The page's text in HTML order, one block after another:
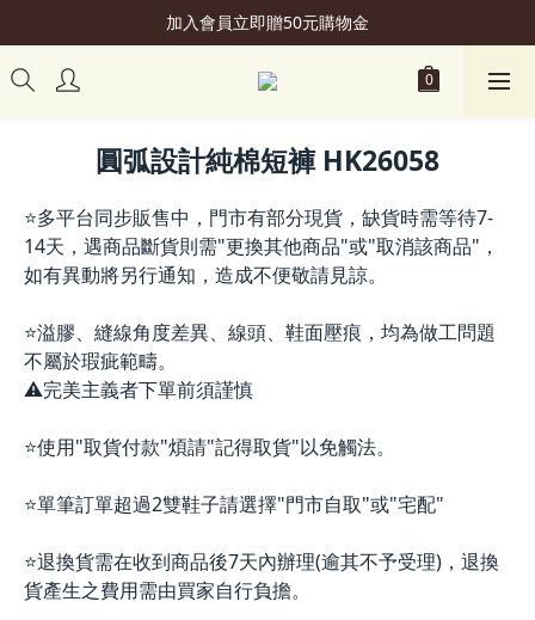
加入會員立即贈50元購物金
加入會員立即贈50元購物金
購買 滿NT$2,499，即享"超商免運"優惠
加入會員立即贈50元購物金
圓弧設計純棉短褲 HK26058
⭐多平台同步販售中，門市有部分現貨，缺貨時需等待7-
14天，遇商品斷貨則需"更換其他商品"或"取消該商品"，
如有異動將另行通知，造成不便敬請見諒。
⭐溢膠、縫線角度差異、線頭、鞋面壓痕，均為做工問題
不屬於瑕疵範疇。
⚠️完美主義者下單前須謹慎
⭐使用"取貨付款"煩請"記得取貨"以免觸法。
⭐單筆訂單超過2雙鞋子請選擇"門市自取"或"宅配"
⭐退換貨需在收到商品後7天內辦理(逾其不予受理)，退換
貨產生之費用需由買家自行負擔。